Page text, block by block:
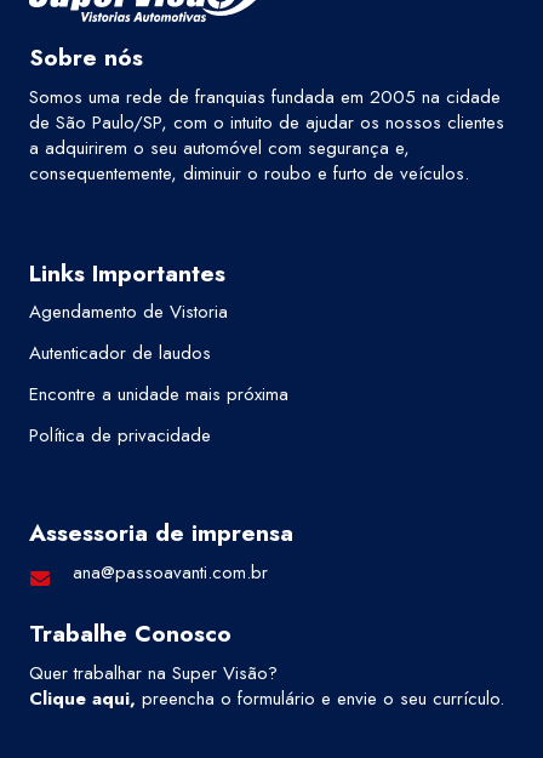
Sobre nós
Somos uma rede de franquias fundada em 2005 na cidade
de São Paulo/SP, com o intuito de ajudar os nossos clientes
a adquirirem o seu automóvel com segurança e,
consequentemente, diminuir o roubo e furto de veículos.
Links Importantes
Agendamento de Vistoria
Autenticador de laudos
Encontre a unidade mais próxima
Política de privacidade
Assessoria de imprensa
ana@passoavanti.com.br
Trabalhe Conosco
Quer trabalhar na Super Visão?
Clique aqui, preencha o formulário e envie o seu currículo.